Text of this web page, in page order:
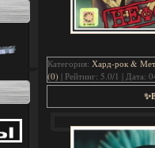
Категория: Хард-рок &
(0) | Рейтинг: 5.0/1 | Дата: